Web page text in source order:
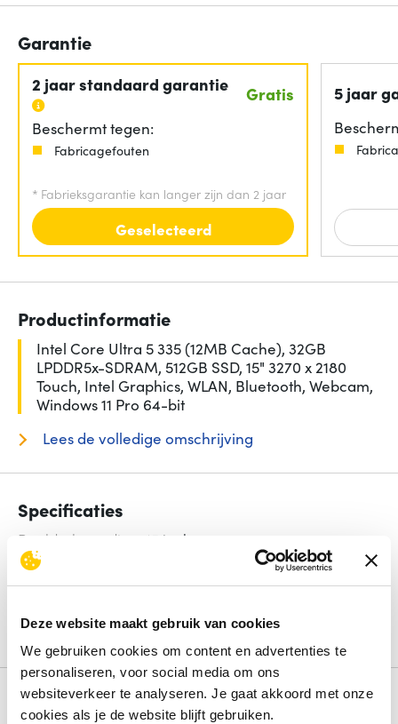
Deze website maakt gebruik van cookies
We gebruiken cookies om content en advertenties te
personaliseren, voor social media om ons
websiteverkeer te analyseren. Je gaat akkoord met onze
cookies als je de website blijft gebruiken.
Garantie
2 jaar standaard garantie Gratis
Beschermt tegen:
Fabricagefouten
* Fabrieksgarantie kan langer zijn dan 2 jaar
Geselecteerd
5 jaar
Productinformatie
Intel Core Ultra 5 335 (12MB Cache), 32GB
LPDDR5x-SDRAM, 512GB SSD, 15" 3270 x 2180
Touch, Intel Graphics, WLAN, Bluetooth, Webcam,
Windows 11 Pro 64-bit
Lees de volledige omschrijving
Specificaties
Beeldschermdiag.
15 inch
Intern geheugen
Opslagcapaciteit
Besturingssysteem
Windows 11 Pro
Bekijk alle specificaties
Review